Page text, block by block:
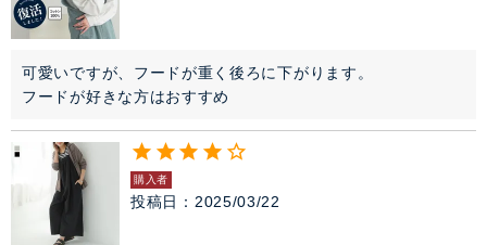
可愛いですが、フードが重く後ろに下がります。
フードが好きな方はおすすめ
購入者
投稿日 2025/03/22